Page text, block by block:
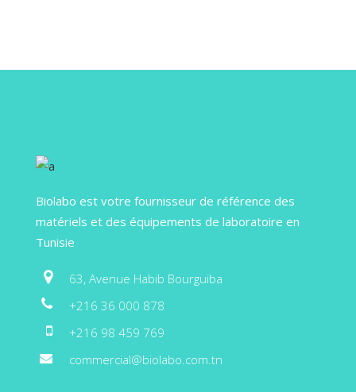
Biolabo est votre fournisseur de référence des
matériels et des équipements de laboratoire en
Tunisie
63, Avenue Habib Bourguiba
+216 36 000 878
+216 98 459 769
commercial@biolabo.com.tn